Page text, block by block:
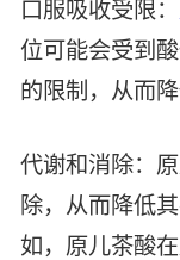
唯产品
美妆护肤
健康食品
生物基新材料
生物制药
智能生物乐高
高通量骐骥平
唯责任
口服吸收受限：
位可能会受到
的限制，从而
代谢和消除：
除，从而降低
如，原儿茶酸